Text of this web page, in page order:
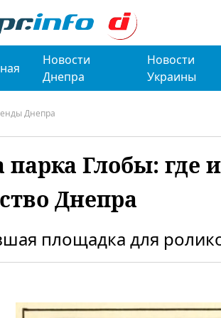
Новости
Днепра
Новости
Украины
Днепра
парка Глобы: где
Днепра
площадка для